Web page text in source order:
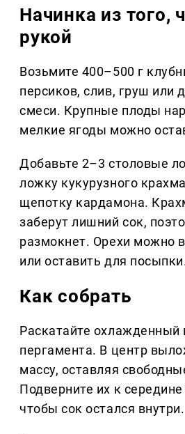
Начинка из того,
рукой
Возьмите 400–500 г
персиков, слив, груш или
смеси. Крупные плоды
мелкие ягоды можно
Добавьте 2–3 столовые
ложку кукурузного
щепотку кардамона.
заберут лишний сок,
размокнет. Орехи можно
или оставить для
Как собрать
Раскатайте охлажденный
пергамента. В центр
массу, оставляя
Подверните их к
чтобы сок остался внутри.